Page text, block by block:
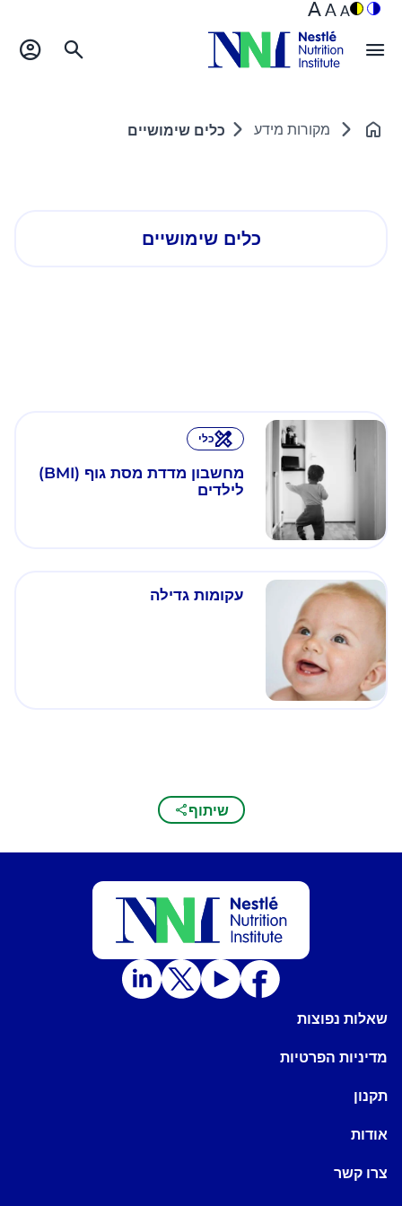
A
A
A
דף הבית מקורות מידע כלים שימושיים
כלים שימושיים
כלי
מחשבון מדדת מסת גוף (BMI)
לילדים
עקומות גדילה
שיתוף
שאלות נפוצות
מדיניות הפרטיות
תקנון
אודות
צרו קשר